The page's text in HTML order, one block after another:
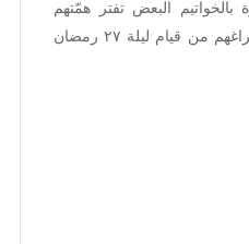
بالخواتيم البعض تفتر همّتهم
ويضعف نشاطهم للعبادة بفراغهم من قيام ليلة ٢٧ رمضان